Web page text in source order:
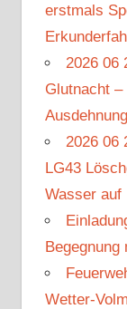
erstmals
2026 06
Glutnacht
2026 06
LG43
Wasser auf
Wetter-